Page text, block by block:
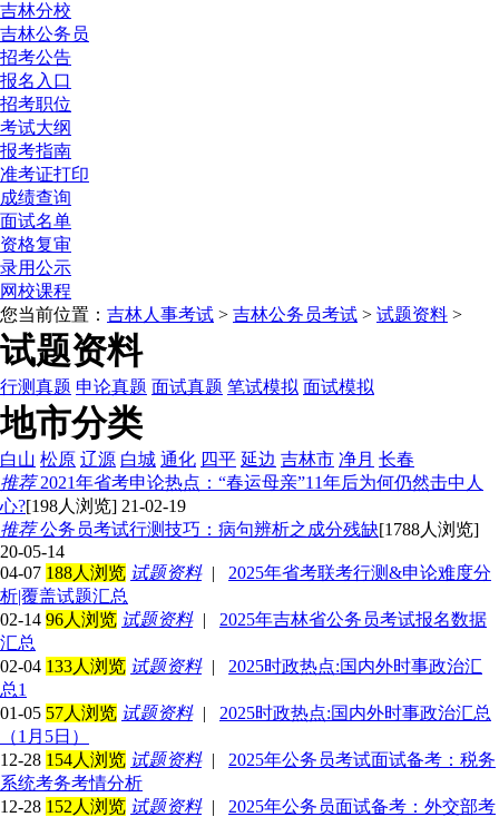
吉林分校
吉林公务员
招考公告
报名入口
招考职位
考试大纲
报考指南
准考证打印
成绩查询
面试名单
资格复审
录用公示
网校课程
您当前位置： 吉林人事考试 > 吉林公务员考试 > 试题资料 >
试题资料
行测真题 申论真题 面试真题 笔试模拟 面试模拟
地市分类
白山 松原 辽源 白城 通化 四平 延边 吉林市 净月 长春
推荐2021年省考申论热点：“春运母亲”11年后为何仍然击中人
心?[198人浏览] 21-02-19
推荐公务员考试行测技巧：病句辨析之成分残缺[1788人浏览]
20-05-14
04-07 188人浏览 试题资料|
2025年省考联考行测&申论难度分
析|覆盖试题汇总
02-14 96人浏览 试题资料|
2025年吉林省公务员考试报名数据
汇总
02-04 133人浏览 试题资料|
2025时政热点:国内外时事政治汇
总1
01-05 57人浏览 试题资料|
2025时政热点:国内外时事政治汇总
（1月5日）
12-28 154人浏览 试题资料|
2025年公务员考试面试备考：税务
系统考务考情分析
12-28 152人浏览 试题资料|
2025年公务员面试备考：外交部考